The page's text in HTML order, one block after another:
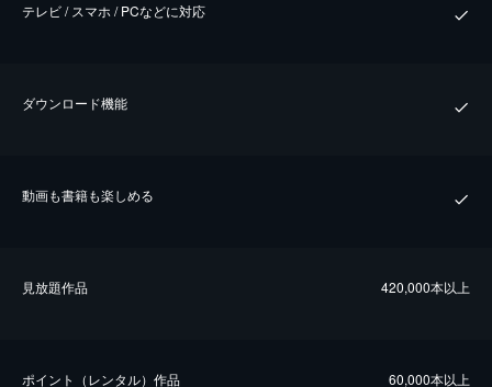
テレビ / スマホ / PCなどに対応
ダウンロード機能
動画も書籍も楽しめる
⾒放題作品 420,000本以上
ポイント（レンタル）作品 60,000本以上